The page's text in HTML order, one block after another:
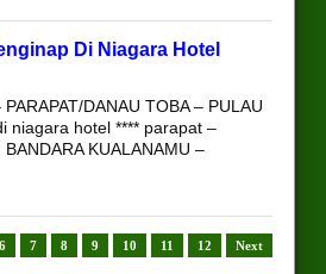
Di Niagara Hotel
DANAU TOBA – PULAU
niagara hotel **** parapat –
KUALANAMU –
6 7 8 9 10 11 12 Next